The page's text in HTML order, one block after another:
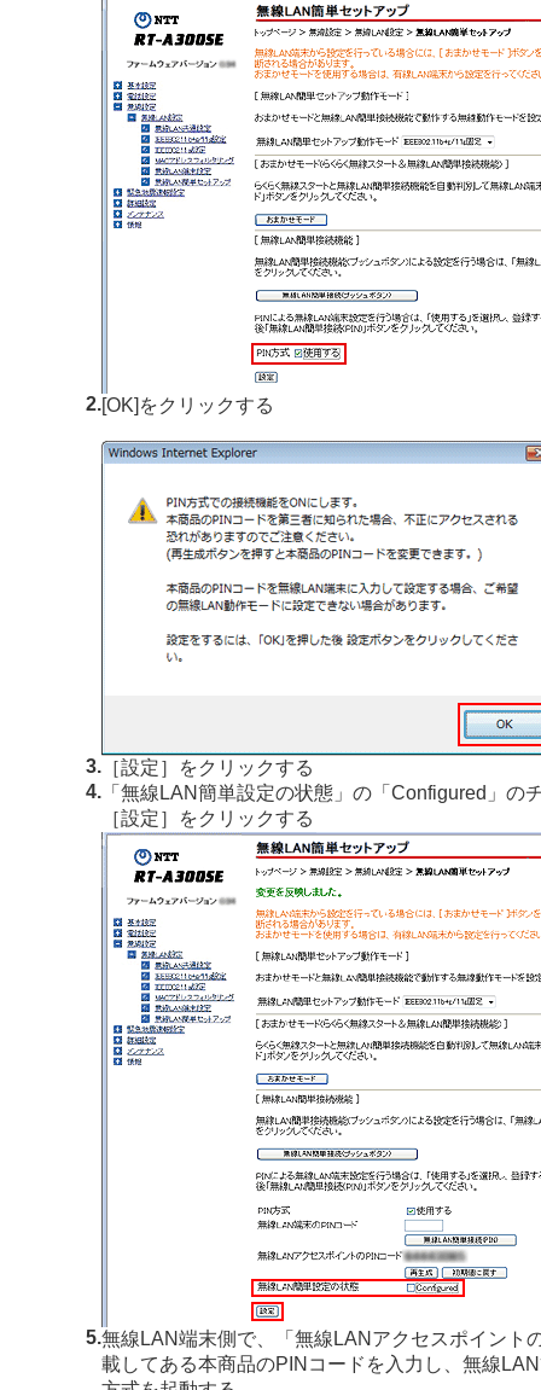
2. [OK]をクリックする
3. ［設定］をクリックする
4. 「無線LAN簡単設定の状態」の「Configured」の
［設定］をクリックする
5.無線LAN端末側で、「無線LANアクセスポイント
載してある本商品のPINコードを入力し、無線